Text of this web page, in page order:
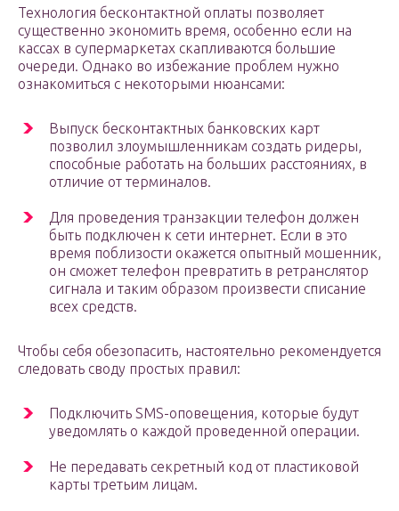
Технология бесконтактной оплаты позволяет
существенно экономить время, особенно если на
кассах в супермаркетах скапливаются большие
очереди. Однако во избежание проблем нужно
ознакомиться с некоторыми нюансами:
Выпуск бесконтактных банковских карт
позволил злоумышленникам создать ридеры,
способные работать на больших расстояниях, в
отличие от терминалов.
Для проведения транзакции телефон должен
быть подключен к сети интернет. Если в это
время поблизости окажется опытный мошенник,
он сможет телефон превратить в ретранслятор
сигнала и таким образом произвести списание
всех средств.
Чтобы себя обезопасить, настоятельно рекомендуется
следовать своду простых правил:
Подключить SMS-оповещения, которые будут
уведомлять о каждой проведенной операции.
Не передавать секретный код от пластиковой
карты третьим лицам.